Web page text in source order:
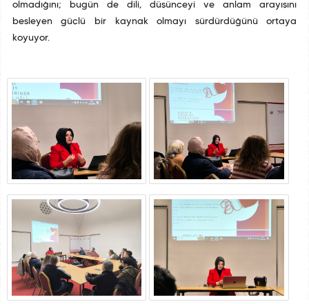
olmadığını; bugün de dili, düşünceyi ve anlam arayışını
besleyen güçlü bir kaynak olmayı sürdürdüğünü ortaya
koyuyor.